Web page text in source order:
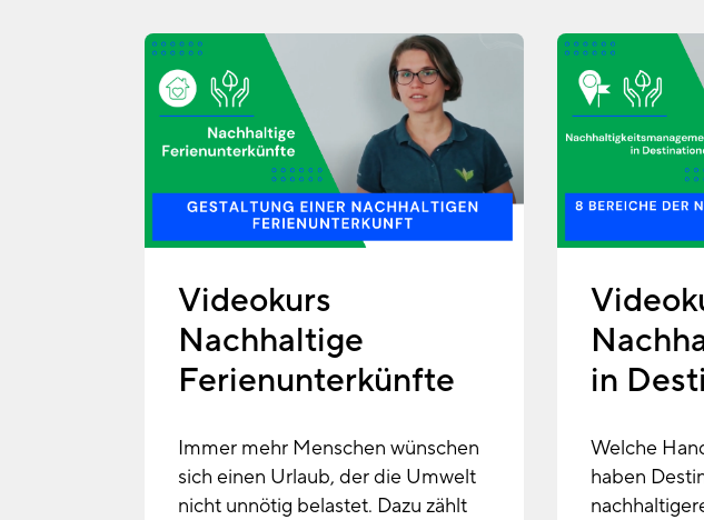
Videokurs
Nachhaltige
Ferienunterkünfte
Immer mehr Menschen wünschen
sich einen Urlaub, der die Umwelt
nicht unnötig belastet. Dazu zählt
in
Welche
haben